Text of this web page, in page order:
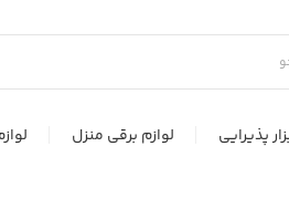
پذیرایی لوازم برقی منزل